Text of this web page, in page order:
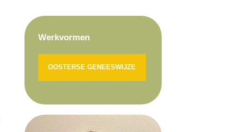
Werkvormen
OOSTERSE GENEESWIJZE